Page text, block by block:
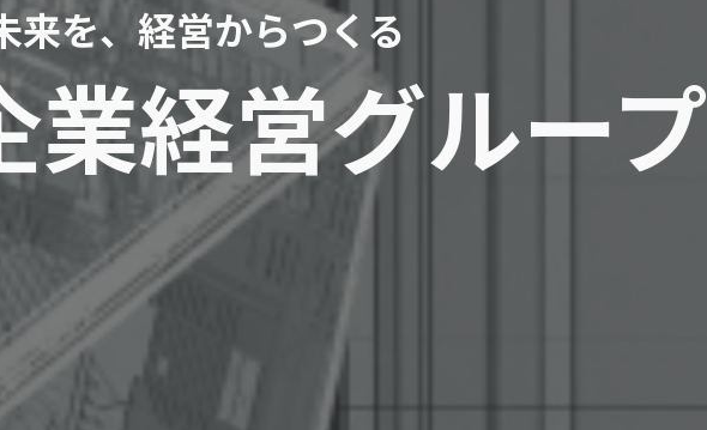
を、経営からつくる
業経営グループ